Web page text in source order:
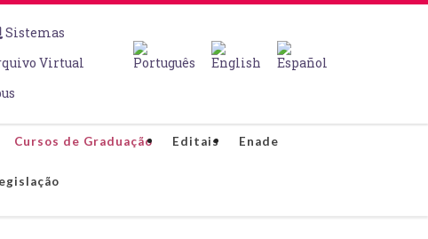
Sistemas
Virtual
Cursos de Graduação Editais Enade